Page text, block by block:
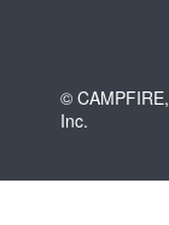
© CAMPFIRE,
Inc.